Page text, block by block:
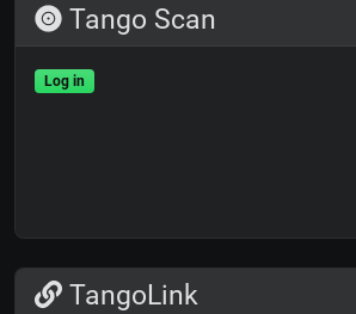
Tango Scan
Log in
TangoLink